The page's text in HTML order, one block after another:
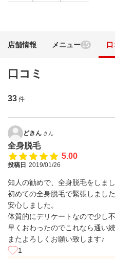
店舗情報 メニュー 15 口
口コミ
33 件
どきん さん
全身脱毛
5.00
投稿日 2019/01/26
知人の勧めで、全身脱毛をしま
初めての全身脱毛で緊張しまし
安心しました。
体質的にデリケートなので少し
早くおわったのでこれなら通い
またよろしくお願い致します♪
1